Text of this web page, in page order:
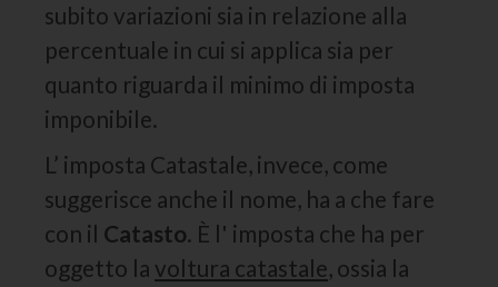
subito variazioni sia in relazione alla
percentuale in cui si applica sia per
quanto riguarda il minimo di imposta
imponibile.
L’ imposta Catastale, invece, come
suggerisce anche il nome, ha a che fare
con il Catasto. È l' imposta che ha per
oggetto la voltura catastale, ossia la